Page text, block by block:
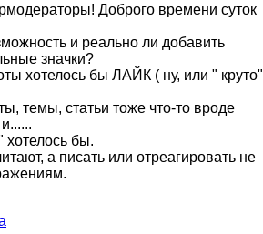
Доброго времени суток
и реально ли добавить
значки?
хотелось бы ЛАЙК ( ну, или " круто"
темы, статьи тоже что-то вроде
хотелось бы.
а писать или отреагировать не